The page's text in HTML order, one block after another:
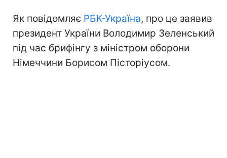
Як повідомляє РБК-Україна, про це заявив
президент України Володимир Зеленський
під час брифінгу з міністром оборони
Німеччини Борисом Пісторіусом.